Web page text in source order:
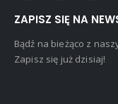
ZAPISZ SIĘ NA
Bądź na bieżąco z
Zapisz się już dzisiaj!